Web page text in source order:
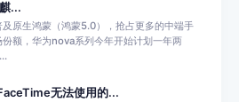
...
及原生鸿蒙（鸿蒙5.0），抢占更多的中端手
份额，华为nova系列今年开始计划一年两
无法使用的...